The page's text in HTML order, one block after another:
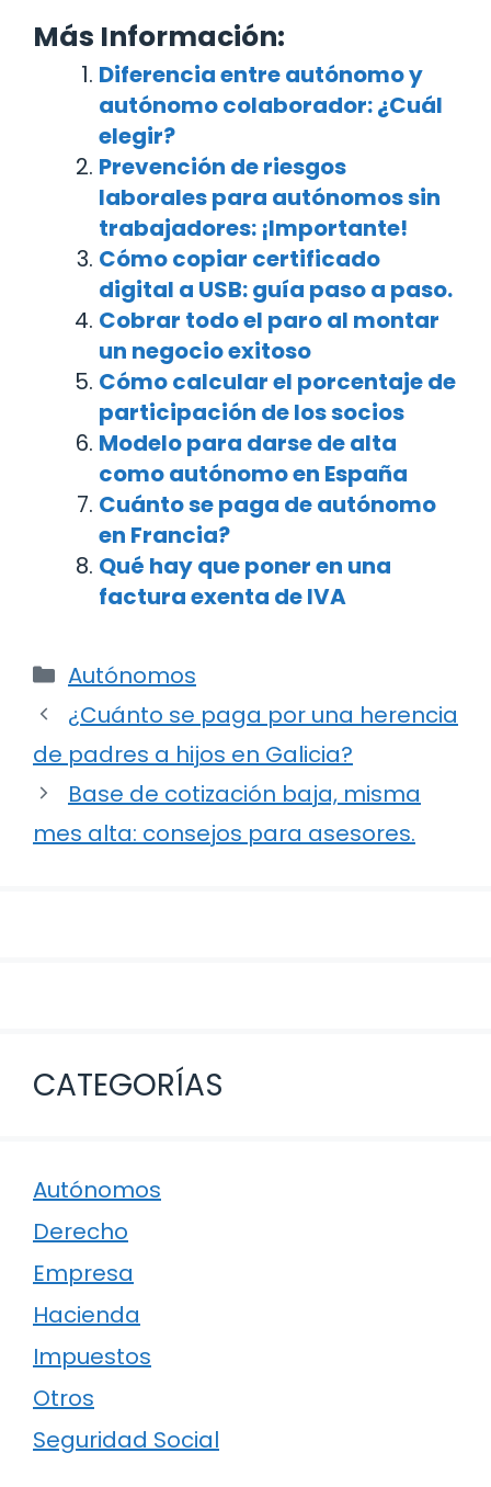
Más Información:
Diferencia entre autónomo y
autónomo colaborador: ¿Cuál
elegir?
Prevención de riesgos
laborales para autónomos sin
trabajadores: ¡Importante!
Cómo copiar certificado
digital a USB: guía paso a paso.
Cobrar todo el paro al montar
un negocio exitoso
Cómo calcular el porcentaje de
participación de los socios
Modelo para darse de alta
como autónomo en España
Cuánto se paga de autónomo
en Francia?
Qué hay que poner en una
factura exenta de IVA
Categorías
Autónomos
Navegación
de
entradas
¿Cuánto se paga por una herencia
de padres a hijos en Galicia?
Base de cotización baja, misma
mes alta: consejos para asesores.
CATEGORÍAS
Autónomos
Derecho
Empresa
Hacienda
Impuestos
Otros
Seguridad Social